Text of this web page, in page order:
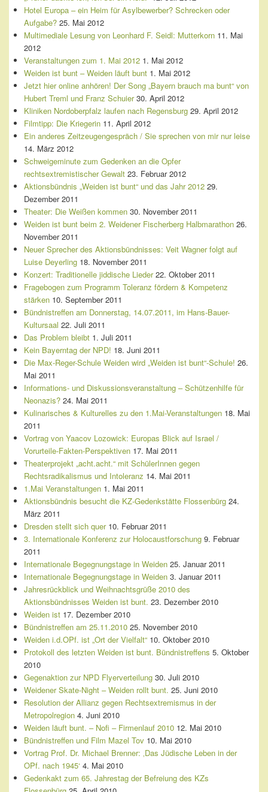
Hotel Europa – ein Heim für Asylbewerber? Schrecken oder
Aufgabe? 25. Mai 2012
Multimediale Lesung von Leonhard F. Seidl: Mutterkorn 11. Mai
2012
Veranstaltungen zum 1. Mai 2012 1. Mai 2012
Weiden ist bunt – Weiden läuft bunt 1. Mai 2012
Jetzt hier online anhören! Der Song „Bayern brauch ma bunt“ von
Hubert Treml und Franz Schuier 30. April 2012
Kliniken Nordoberpfalz laufen nach Regensburg 29. April 2012
Filmtipp: Die Kriegerin 11. April 2012
Ein anderes Zeitzeugengespräch / Sie sprechen von mir nur leise
14. März 2012
Schweigeminute zum Gedenken an die Opfer
rechtsextremistischer Gewalt 23. Februar 2012
Aktionsbündnis „Weiden ist bunt“ und das Jahr 2012 29.
Dezember 2011
Theater: Die Weißen kommen 30. November 2011
Weiden ist bunt beim 2. Weidener Fischerberg Halbmarathon 26.
November 2011
Neuer Sprecher des Aktionsbündnisses: Veit Wagner folgt auf
Luise Deyerling 18. November 2011
Konzert: Traditionelle jiddische Lieder 22. Oktober 2011
Fragebogen zum Programm Toleranz fördern & Kompetenz
stärken 10. September 2011
Bündnistreffen am Donnerstag, 14.07.2011, im Hans-Bauer-
Kultursaal 22. Juli 2011
Das Problem bleibt 1. Juli 2011
Kein Bayerntag der NPD! 18. Juni 2011
Die Max-Reger-Schule Weiden wird „Weiden ist bunt“-Schule! 26.
Mai 2011
Informations- und Diskussionsveranstaltung – Schützenhilfe für
Neonazis? 24. Mai 2011
Kulinarisches & Kulturelles zu den 1.Mai-Veranstaltungen 18. Mai
2011
Vortrag von Yaacov Lozowick: Europas Blick auf Israel /
Vorurteile-Fakten-Perspektiven 17. Mai 2011
Theaterprojekt „acht.acht.“ mit SchülerInnen gegen
Rechtsradikalismus und Intoleranz 14. Mai 2011
1.Mai Veranstaltungen 1. Mai 2011
Aktionsbündnis besucht die KZ-Gedenkstätte Flossenbürg 24.
März 2011
Dresden stellt sich quer 10. Februar 2011
3. Internationale Konferenz zur Holocaustforschung 9. Februar
2011
Internationale Begegnungstage in Weiden 25. Januar 2011
Internationale Begegnungstage in Weiden 3. Januar 2011
Jahresrückblick und Weihnachtsgrüße 2010 des
Aktionsbündnisses Weiden ist bunt. 23. Dezember 2010
Weiden ist 17. Dezember 2010
Bündnistreffen am 25.11.2010 25. November 2010
Weiden i.d.OPf. ist „Ort der Vielfalt“ 10. Oktober 2010
Protokoll des letzten Weiden ist bunt. Bündnistreffens 5. Oktober
2010
Gegenaktion zur NPD Flyerverteilung 30. Juli 2010
Weidener Skate-Night – Weiden rollt bunt. 25. Juni 2010
Resolution der Allianz gegen Rechtsextremismus in der
Metropolregion 4. Juni 2010
Weiden läuft bunt. – Nofi – Firmenlauf 2010 12. Mai 2010
Bündnistreffen und Film Mazel Tov 10. Mai 2010
Vortrag Prof. Dr. Michael Brenner: ‚Das Jüdische Leben in der
OPf. nach 1945‘ 4. Mai 2010
Gedenkakt zum 65. Jahrestag der Befreiung des KZs